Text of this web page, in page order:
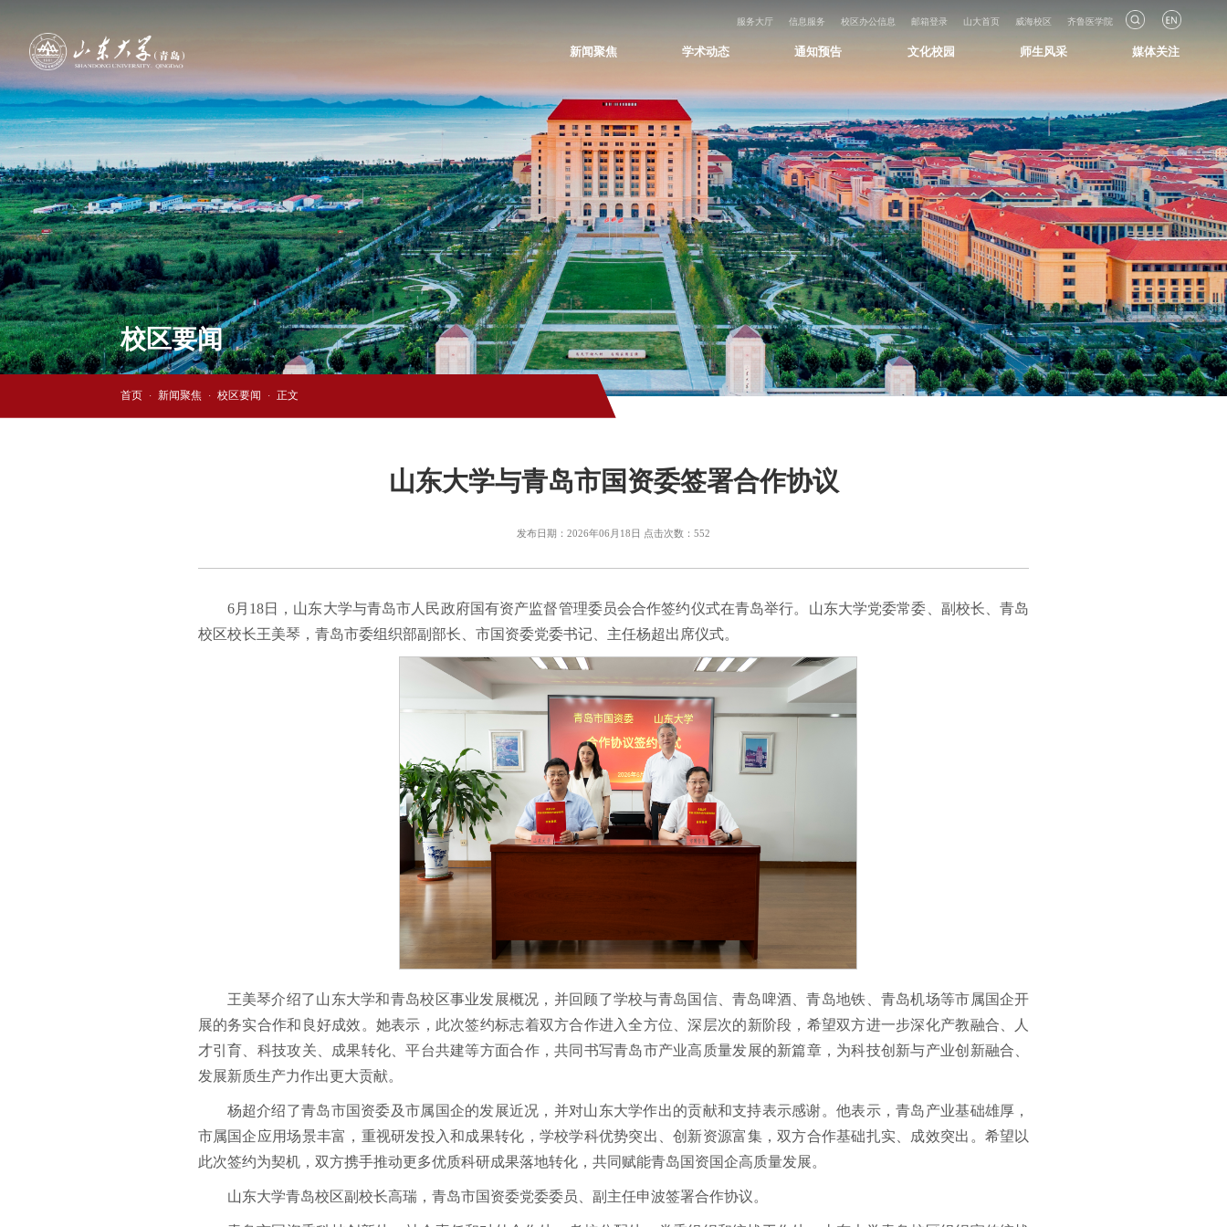
服务大厅 信息服务 校区办公信息 邮箱登录 山大首页 威海校区 齐鲁医学院
新闻聚焦 学术动态 通知预告 文化校园 师生风采 媒体关注
校区要闻
首页 · 新闻聚焦 · 校区要闻 · 正文
山东大学与青岛市国资委签署合作协议
发布日期：2026年06月18日 点击次数： 552
6月18日，山东大学与青岛市人民政府国有资产监督管理委员会合作签约仪式在青岛举行。山东大学党委常委、副校长、青岛
校区校长王美琴，青岛市委组织部副部长、市国资委党委书记、主任杨超出席仪式。
王美琴介绍了山东大学和青岛校区事业发展概况，并回顾了学校与青岛国信、青岛啤酒、青岛地铁、青岛机场等市属国企开
展的务实合作和良好成效。她表示，此次签约标志着双方合作进入全方位、深层次的新阶段，希望双方进一步深化产教融合、人
才引育、科技攻关、成果转化、平台共建等方面合作，共同书写青岛市产业高质量发展的新篇章，为科技创新与产业创新融合、
发展新质生产力作出更大贡献。
杨超介绍了青岛市国资委及市属国企的发展近况，并对山东大学作出的贡献和支持表示感谢。他表示，青岛产业基础雄厚，
市属国企应用场景丰富，重视研发投入和成果转化，学校学科优势突出、创新资源富集，双方合作基础扎实、成效突出。希望以
此次签约为契机，双方携手推动更多优质科研成果落地转化，共同赋能青岛国资国企高质量发展。
山东大学青岛校区副校长高瑞，青岛市国资委党委委员、副主任申波签署合作协议。